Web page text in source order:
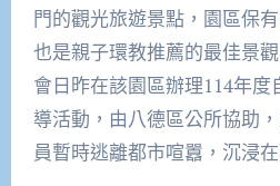
門的觀光旅遊景點，園區保
也是親子環教推薦的最佳景
會日昨在該園區辦理114年
導活動，由八德區公所協助
員暫時逃離都市喧囂，沉浸